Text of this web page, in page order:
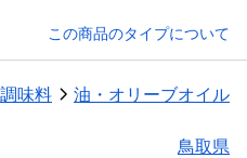
この商品のタイプについて
調味料 油・オリーブオイル
鳥取県